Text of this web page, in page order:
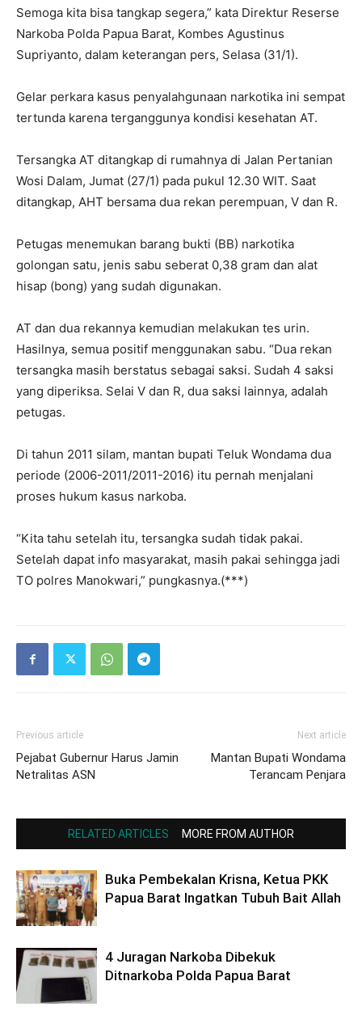
Semoga kita bisa tangkap segera,” kata Direktur Reserse
Narkoba Polda Papua Barat, Kombes Agustinus
Supriyanto, dalam keterangan pers, Selasa (31/1).
Gelar perkara kasus penyalahgunaan narkotika ini sempat
tertunda karena terganggunya kondisi kesehatan AT.
Tersangka AT ditangkap di rumahnya di Jalan Pertanian
Wosi Dalam, Jumat (27/1) pada pukul 12.30 WIT. Saat
ditangkap, AHT bersama dua rekan perempuan, V dan R.
Petugas menemukan barang bukti (BB) narkotika
golongan satu, jenis sabu seberat 0,38 gram dan alat
hisap (bong) yang sudah digunakan.
AT dan dua rekannya kemudian melakukan tes urin.
Hasilnya, semua positif menggunakan sabu. “Dua rekan
tersangka masih berstatus sebagai saksi. Sudah 4 saksi
yang diperiksa. Selai V dan R, dua saksi lainnya, adalah
petugas.
Di tahun 2011 silam, mantan bupati Teluk Wondama dua
periode (2006-2011/2011-2016) itu pernah menjalani
proses hukum kasus narkoba.
“Kita tahu setelah itu, tersangka sudah tidak pakai.
Setelah dapat info masyarakat, masih pakai sehingga jadi
TO polres Manokwari,” pungkasnya.(***)
Previous article
Pejabat Gubernur Harus Jamin
Netralitas ASN
Next article
Mantan Bupati Wondama
Terancam Penjara
RELATED ARTICLES MORE FROM AUTHOR
Buka Pembekalan Krisna, Ketua PKK
Papua Barat Ingatkan Tubuh Bait Allah
4 Juragan Narkoba Dibekuk
Ditnarkoba Polda Papua Barat